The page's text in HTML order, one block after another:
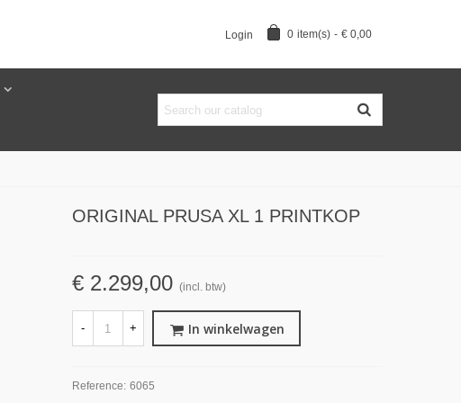
Login 0 item(s) - € 0,00
ORIGINAL PRUSA XL 1 PRINTKOP
€ 2.299,00 (incl. btw)
- + In winkelwagen
Reference: 6065